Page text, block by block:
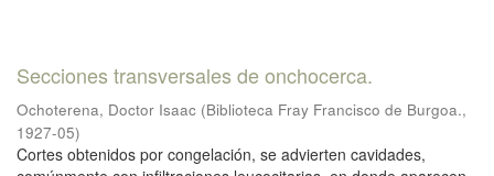
Secciones transversales de onchocerca.
Ochoterena, Doctor Isaac (Biblioteca Fray Francisco de Burgoa.,
1927-05)
Cortes obtenidos por congelación, se advierten cavidades,